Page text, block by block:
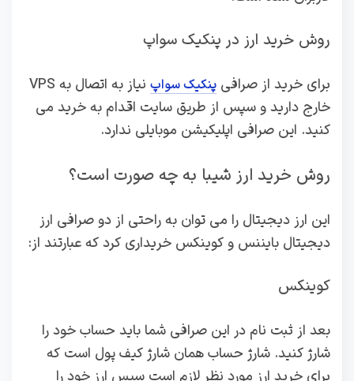
روش خرید ارز در پنکیک سواپ
برای خرید از صرافی پنکیک سواپ
نیاز به اتصال به VPS
خارج دارید و سپس از طریق سایت اقدام به خرید می
کنید. این صرافی اپلیکیشن موبایلی ندارد.
روش خرید ارز شیبا به چه صورت است؟
این ارز دیجیتال را می توان به راحتی از دو صرافی ارز
دیجیتال بایننس و کوینکس خریداری کرد که عبارتند از:
کوینکس
بعد از ثبت نام در این صرافی شما باید حساب خود را
شارژ کنید. شارژ حساب همان شارژ کیف پول است که
برای خرید ارز مورد نظر لازم است سپس ارز خود را